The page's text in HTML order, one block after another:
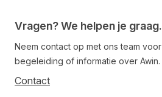
Vragen? We helpen je graag.
Neem contact op met ons team
begeleiding of informatie over Awin.
Contact